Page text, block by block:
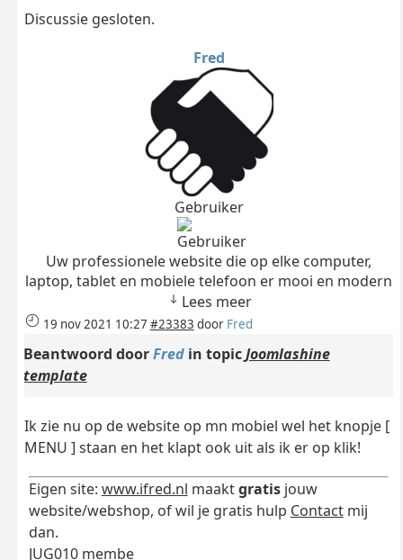
Discussie gesloten.
Fred
Gebruiker
Uw professionele website die op elke computer,
laptop, tablet en mobiele telefoon er mooi en modern
Lees meer
19 nov 2021 10:27 #23383 door Fred
Beantwoord doorFredin topicJoomlashine
template
Ik zie nu op de website op mn mobiel wel het knopje [
MENU ] staan en het klapt ook uit als ik er op klik!
Eigen site: www.ifred.nl maaktgratisjouw
website/webshop, of wil je gratis hulp Contactmij
dan.
JUG010 membe